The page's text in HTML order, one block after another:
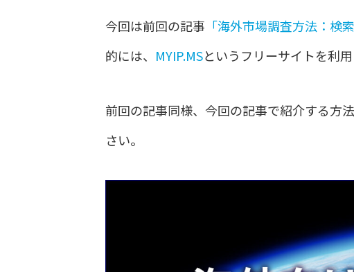
今回は前回の記事 「海外市場調査方法：検
的には、 MYIP.MSというフリーサイトを利
前回の記事同様、今回の記事で紹介する方
さい。